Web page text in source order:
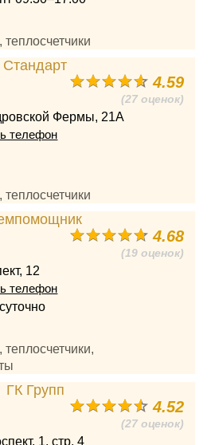
теплосчетчики
4.59
(27 оценок)
Фермы, 21А
телефон
теплосчетчики
4.68
(19 оценок)
12
телефон
теплосчетчики,
4.52
(27 оценок)
1, стр. 4